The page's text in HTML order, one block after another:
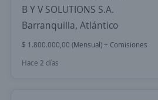
B Y V SOLUTIONS S.A.
Barranquilla, Atlántico
$ 1.800.000,00 (Mensual) + Comisiones
Hace 2 días